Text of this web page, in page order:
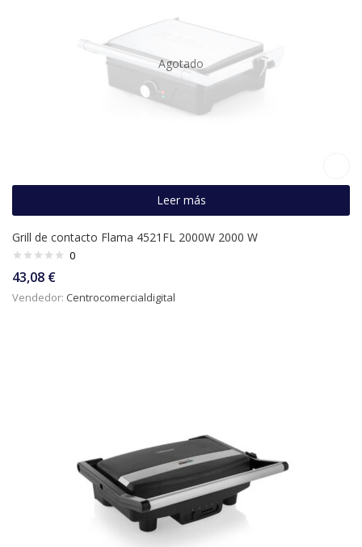
Agotado
Leer más
Grill de contacto Flama 4521FL 2000W 2000 W
0
43,08 €
Vendedor: Centrocomercialdigital